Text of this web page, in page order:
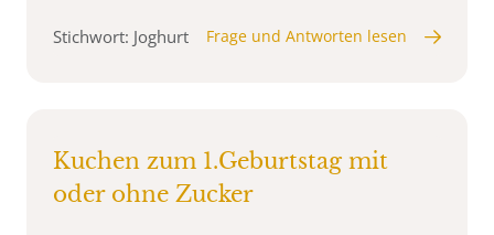
Stichwort: Joghurt Frage und Antworten lesen
Kuchen zum 1.Geburtstag mit
oder ohne Zucker